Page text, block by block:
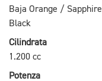
Baja Orange / Sapphire
Black
Cilindrata
1.200 cc
Potenza